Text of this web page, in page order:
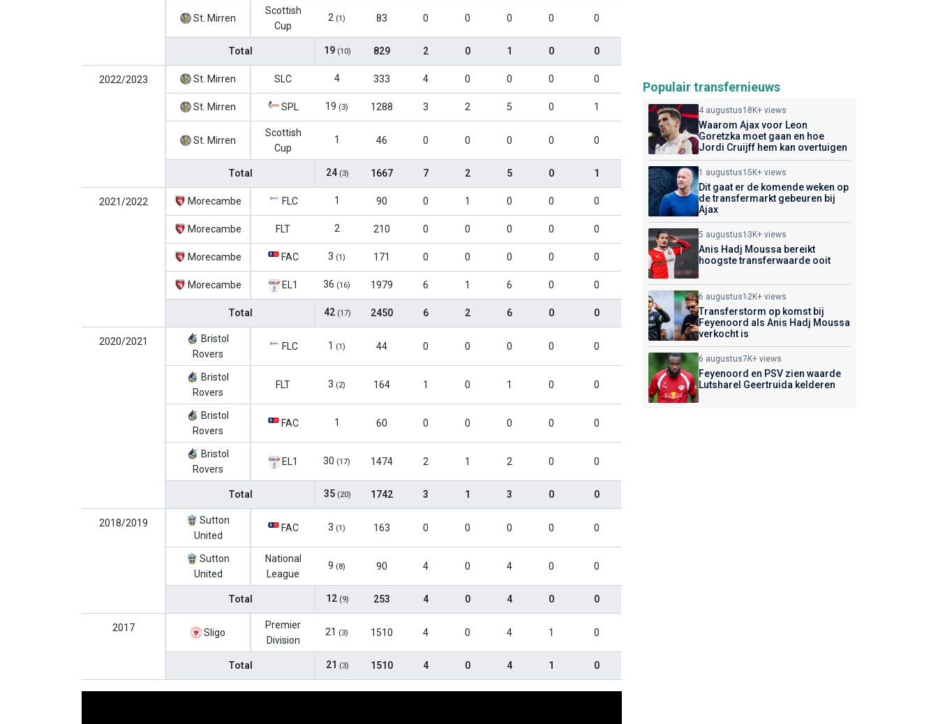
St. Mirren
Scottish
Cup
2 (1) 83 0 0 0 0 0
Total 19 (10) 829 2 0 1 0 0
2022/2023 St. Mirren SLC 4 333 4 0 0 0 0
St. Mirren SPL 19 (3) 1288 3 2 5 0 1
St. Mirren
Scottish
Cup
1 46 0 0 0 0 0
Total 24 (3) 1667 7 2 5 0 1
2021/2022 Morecambe FLC 1 90 0 1 0 0 0
Morecambe FLT 2 210 0 0 0 0 0
Morecambe FAC 3 (1) 171 0 0 0 0 0
Morecambe EL1 36 (16) 1979 6 1 6 0 0
Total 42 (17) 2450 6 2 6 0 0
2020/2021
Bristol
Rovers
FLC 1 (1) 44 0 0 0 0 0
Bristol
Rovers
FLT 3 (2) 164 1 0 1 0 0
Bristol
Rovers
FAC 1 60 0 0 0 0 0
Bristol
Rovers
EL1 30 (17) 1474 2 1 2 0 0
Total 35 (20) 1742 3 1 3 0 0
2018/2019
Sutton
United
FAC 3 (1) 163 0 0 0 0 0
Sutton
United
National
League
9 (8) 90 4 0 4 0 0
Total 12 (9) 253 4 0 4 0 0
2017 Sligo
Premier
Division
21 (3) 1510 4 0 4 1 0
Total 21 (3) 1510 4 0 4 1 0
Populair transfernieuws
4 augustus18K+ views
Waarom Ajax voor Leon
Goretzka moet gaan en hoe
Jordi Cruijff hem kan overtuigen
1 augustus15K+ views
Dit gaat er de komende weken op
de transfermarkt gebeuren bij
Ajax
5 augustus13K+ views
Anis Hadj Moussa bereikt
hoogste transferwaarde ooit
6 augustus12K+ views
Transferstorm op komst bij
Feyenoord als Anis Hadj Moussa
verkocht is
6 augustus7K+ views
Feyenoord en PSV zien waarde
Lutsharel Geertruida kelderen